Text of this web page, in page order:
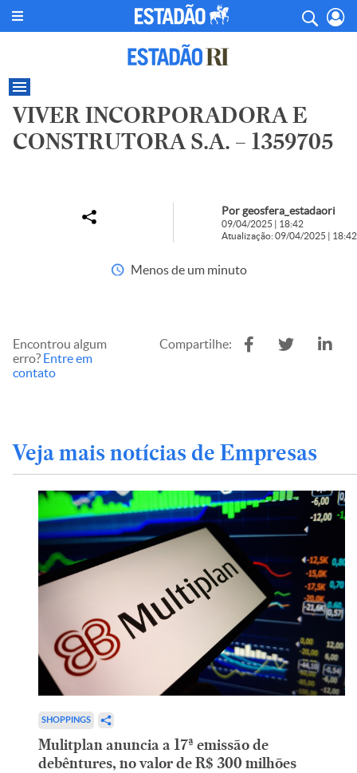
VIVER INCORPORADORA E
CONSTRUTORA S.A. – 1359705
Por geosfera_estadaori
09/04/2025 | 18:42
Atualização: 09/04/2025 | 18:42
Menos de um minuto
Encontrou algum
erro? Entre em
contato
Compartilhe:
Veja mais notícias de Empresas
SHOPPINGS
Mulitplan anuncia a 17ª emissão de
debêntures, no valor de R$ 300 milhões